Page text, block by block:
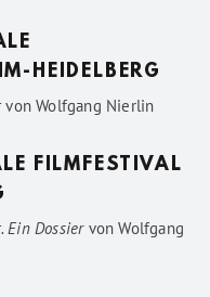
HEIDELBERG
vonWolfgang Nierlin
FILMFESTIVAL
Ein DossiervonWolfgang